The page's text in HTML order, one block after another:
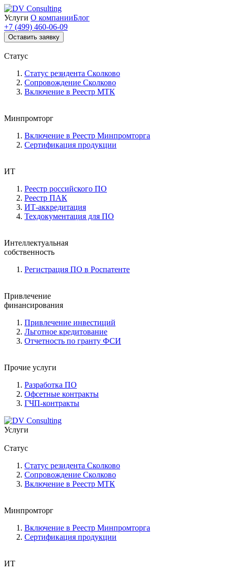
Услуги О компанииБлог
+7 (499) 460-06-09
Оставить заявку
Статус
Статус резидента Сколково
Сопровождение Сколково
Включение в Реестр МТК
Минпромторг
Включение в Реестр Минпромторга
Сертификация продукции
ИТ
Реестр российского ПО
Реестр ПАК
ИТ-аккредитация
Техдокументация для ПО
Интеллектуальная
собственность
Регистрация ПО в Роспатенте
Привлечение
финансирования
Привлечение инвестиций
Льготное кредитование
Отчетность по гранту ФСИ
Прочие услуги
Разработка ПО
Офсетные контракты
ГЧП-контракты
Услуги
Статус
Статус резидента Сколково
Сопровождение Сколково
Включение в Реестр МТК
Минпромторг
Включение в Реестр Минпромторга
Сертификация продукции
ИТ